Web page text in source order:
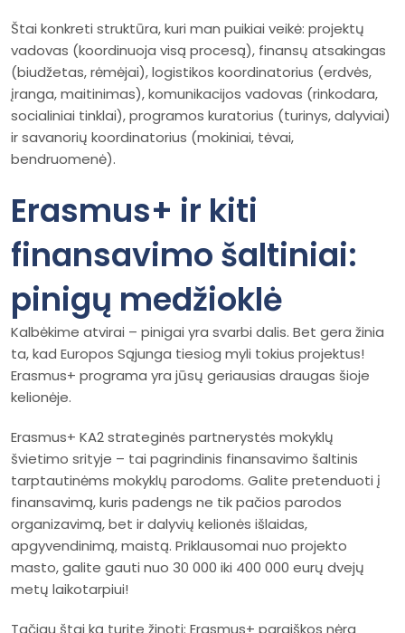
Štai konkreti struktūra, kuri man puikiai veikė: projektų
vadovas (koordinuoja visą procesą), finansų atsakingas
(biudžetas, rėmėjai), logistikos koordinatorius (erdvės,
įranga, maitinimas), komunikacijos vadovas (rinkodara,
socialiniai tinklai), programos kuratorius (turinys, dalyviai)
ir savanorių koordinatorius (mokiniai, tėvai,
bendruomenė).
Erasmus+ ir kiti
finansavimo šaltiniai:
pinigų medžioklė
Kalbėkime atvirai – pinigai yra svarbi dalis. Bet gera žinia
ta, kad Europos Sąjunga tiesiog myli tokius projektus!
Erasmus+ programa yra jūsų geriausias draugas šioje
kelionėje.
Erasmus+ KA2 strateginės partnerystės mokyklų
švietimo srityje – tai pagrindinis finansavimo šaltinis
tarptautinėms mokyklų parodoms. Galite pretenduoti į
finansavimą, kuris padengs ne tik pačios parodos
organizavimą, bet ir dalyvių kelionės išlaidas,
apgyvendinimą, maistą. Priklausomai nuo projekto
masto, galite gauti nuo 30 000 iki 400 000 eurų dvejų
metų laikotarpiui!
Tačiau štai ką turite žinoti: Erasmus+ paraiškos nėra